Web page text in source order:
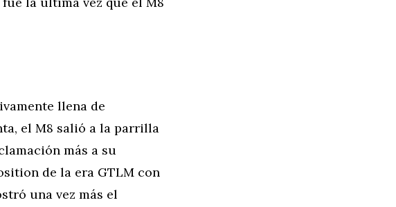
llena de
el M8 salió a la parrilla
más a su
de la era GTLM con
una vez más el